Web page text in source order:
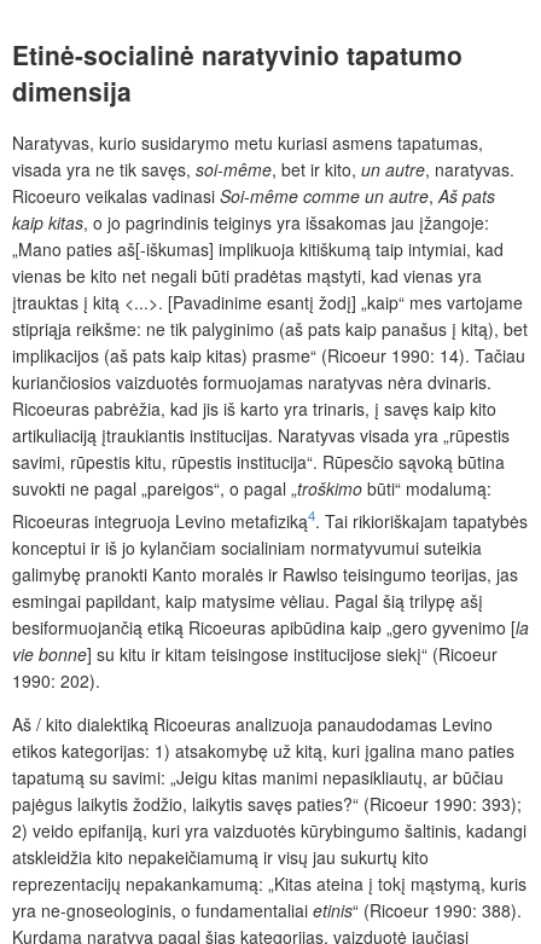
Etinė-socialinė naratyvinio tapatumo
dimensija
Naratyvas, kurio susidarymo metu kuriasi asmens tapatumas,
visada yra ne tik savęs, soi-même, bet ir kito, un autre, naratyvas.
Ricoeuro veikalas vadinasi Soi-même comme un autre,Aš pats
kaip kitas, o jo pagrindinis teiginys yra išsakomas jau įžangoje:
„Mano paties aš[-iškumas] implikuoja kitiškumą taip intymiai, kad
vienas be kito net negali būti pradėtas mąstyti, kad vienas yra
įtrauktas į kitą <...>. [Pavadinime esantį žodį] „kaip“ mes vartojame
stipriąja reikšme: ne tik palyginimo (aš pats kaip panašus į kitą), bet
implikacijos (aš pats kaip kitas) prasme“ (Ricoeur 1990: 14). Tačiau
kuriančiosios vaizduotės formuojamas naratyvas nėra dvinaris.
Ricoeuras pabrėžia, kad jis iš karto yra trinaris, į savęs kaip kito
artikuliaciją įtraukiantis institucijas. Naratyvas visada yra „rūpestis
savimi, rūpestis kitu, rūpestis institucija“. Rūpesčio sąvoką būtina
suvokti ne pagal „pareigos“, o pagal „troškimo būti“ modalumą:
Ricoeuras integruoja Levino metafiziką4. Tai rikioriškajam tapatybės
konceptui ir iš jo kylančiam socialiniam normatyvumui suteikia
galimybę pranokti Kanto moralės ir Rawlso teisingumo teorijas, jas
esmingai papildant, kaip matysime vėliau. Pagal šią trilypę ašį
besiformuojančią etiką Ricoeuras apibūdina kaip „gero gyvenimo [la
vie bonne] su kitu ir kitam teisingose institucijose siekį“ (Ricoeur
1990: 202).
Aš / kito dialektiką Ricoeuras analizuoja panaudodamas Levino
etikos kategorijas: 1) atsakomybę už kitą, kuri įgalina mano paties
tapatumą su savimi: „Jeigu kitas manimi nepasikliautų, ar būčiau
pajėgus laikytis žodžio, laikytis savęs paties?“ (Ricoeur 1990: 393);
2) veido epifaniją, kuri yra vaizduotės kūrybingumo šaltinis, kadangi
atskleidžia kito nepakeičiamumą ir visų jau sukurtų kito
reprezentacijų nepakankamumą: „Kitas ateina į tokį mąstymą, kuris
yra ne-gnoseologinis, o fundamentaliai etinis“ (Ricoeur 1990: 388).
Kurdama naratyvą pagal šias kategorijas, vaizduotė jaučiasi